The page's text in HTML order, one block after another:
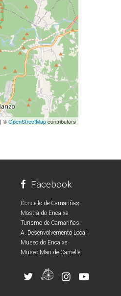
| ©OpenStreetMapcontributors
Facebook
Concello de Camariñas
Mostra do Encaixe
Turismo de Camariñas
A. Desenvolvemento Local
Museo do Encaixe
Museo Man de Camelle